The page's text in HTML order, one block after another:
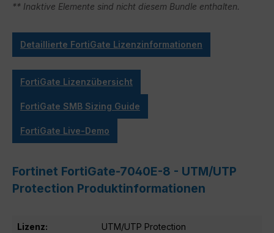
** Inaktive Elemente sind nicht diesem Bundle enthalten.
Detaillierte FortiGate Lizenzinformationen
FortiGate Lizenzübersicht
FortiGate SMB Sizing Guide
FortiGate Live-Demo
Fortinet FortiGate-7040E-8 - UTM/UTP
Protection Produktinformationen
Lizenz: UTM/UTP Protection